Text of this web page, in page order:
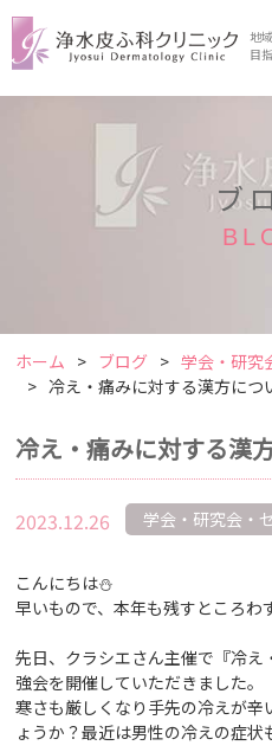
地
目
ブ
ホーム ブログ
学会・研究
冷え・痛みに対する漢方につ
冷え・痛みに対する漢
2023.12.26 学会・研究会・
こんにちは⛄
早いもので、本年も残すところわ
先日、クラシエさん主催で『冷
強会を開催していただきました。
寒さも厳しくなり手先の冷えが
ょうか？最近は男性の冷えの症